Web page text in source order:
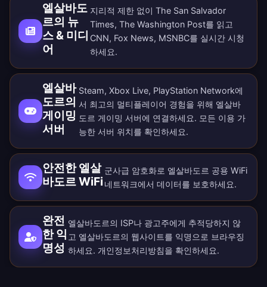
엘살바도
르의 뉴
스 & 미디
어
지리적 제한 없이 The San Salvador
Times, The Washington Post를 읽고
CNN, Fox News, MSNBC를 실시간 시청
하세요.
엘살바
도르의
게이밍
서버
Steam, Xbox Live, PlayStation Network에
서 최고의 멀티플레이어 경험을 위해 엘살바
도르 게이밍 서버에 연결하세요. 모든 이용 가
능한 서버 위치를 확인하세요.
안전한 엘살
바도르 WiFi
군사급 암호화로 엘살바도르 공용 WiFi
네트워크에서 데이터를 보호하세요.
완전
한 익
명성
엘살바도르의 ISP나 광고주에게 추적당하지 않
고 엘살바도르의 웹사이트를 익명으로 브라우징
하세요. 개인정보처리방침을 확인하세요.